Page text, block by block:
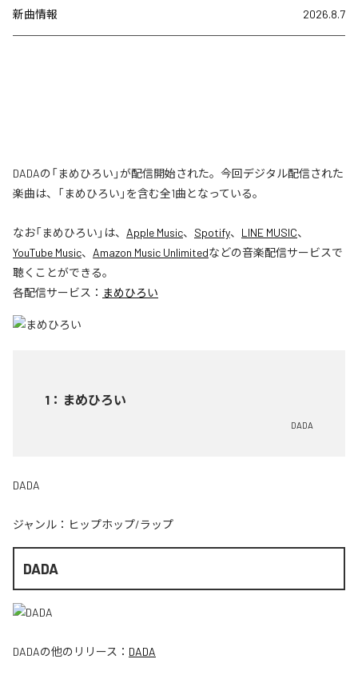
新曲情報 2026.8.7
DADAの「まめひろい」が配信開始された。今回デジタル配信された
楽曲は、「まめひろい」を含む全1曲となっている。
なお「まめひろい 」は、 Apple Music、 Spotify、 LINE MUSIC、
YouTube Music、 Amazon Music Unlimitedなどの音楽配信サービスで
聴くことができる。
各配信サービス： まめひろい
1 ： まめひろい
DADA
DADA
ジャンル： ヒップホップ/ラップ
DADA
DADAの他のリリース： DADA